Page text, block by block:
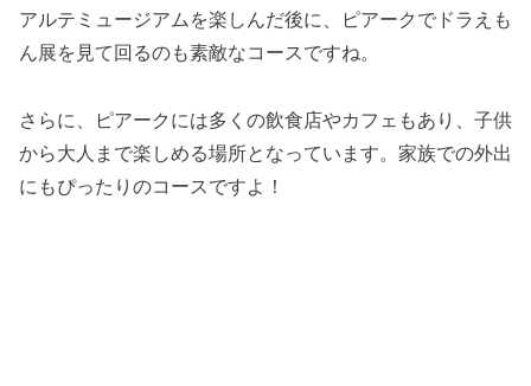
アルテミュージアムを楽しんだ後に、ピアークでドラえも
ん展を見て回るのも素敵なコースですね。
さらに、ピアークには多くの飲食店やカフェもあり、子供
から大人まで楽しめる場所となっています。家族での外出
にもぴったりのコースですよ！